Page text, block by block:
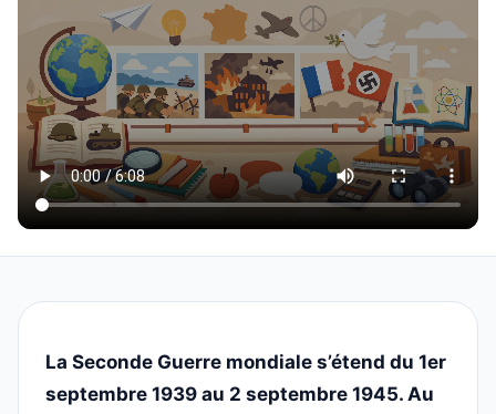
La Seconde Guerre mondiale s’étend du 1er
septembre 1939 au 2 septembre 1945. Au